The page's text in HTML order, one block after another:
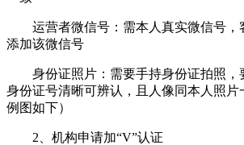
运营者微信号：需本人真实微信号，
添加该微信号
身份证照片：需要手持身份证拍照，
身份证号清晰可辨认，且人像同本人照片
例图如下）
2、机构申请加“V”认证